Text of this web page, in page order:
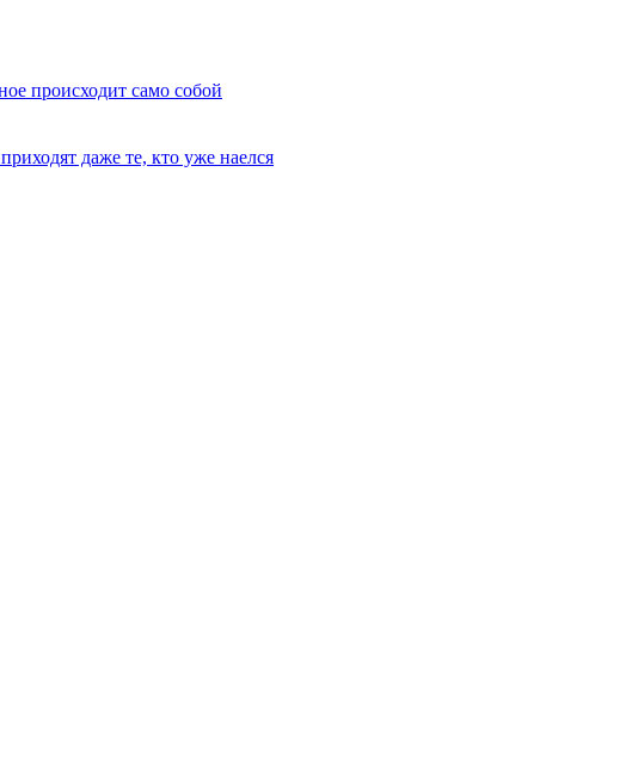
происходит само собой
даже те, кто уже наелся